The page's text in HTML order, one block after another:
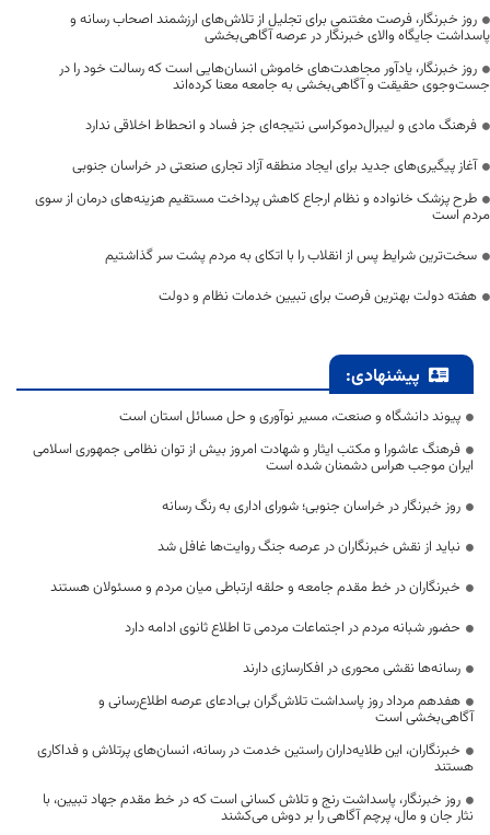
روز خبرنگار، فرصت مغتنمی برای تجلیل از تلاش‌های ارزشمند اصحاب رسانه و
پاسداشت جایگاه والای خبرنگار در عرصه آگاهی‌بخشی
روز خبرنگار، یادآور مجاهدت‌های خاموش انسان‌هایی است که رسالت خود را در
جست‌وجوی حقیقت و آگاهی‌بخشی به جامعه معنا کرده‌اند
فرهنگ مادی و لیبرال‌دموکراسی نتیجه‌ای جز فساد و انحطاط اخلاقی ندارد
آغاز پیگیری‌های جدید برای ایجاد منطقه آزاد تجاری صنعتی در خراسان جنوبی
طرح پزشک خانواده و نظام ارجاع کاهش پرداخت مستقیم هزینه‌های درمان از سوی
مردم است
سخت‌ترین شرایط پس از انقلاب را با اتکای به مردم پشت سر گذاشتیم
هفته دولت بهترین فرصت برای تبیین خدمات نظام و دولت
پیشنهادی:
پیوند دانشگاه و صنعت، مسیر نوآوری و حل مسائل استان است
فرهنگ عاشورا و مکتب ایثار و شهادت امروز بیش از توان نظامی جمهوری اسلامی
ایران موجب هراس دشمنان شده است
روز خبرنگار در خراسان جنوبی؛ شورای اداری به رنگ رسانه
نباید از نقش خبرنگاران در عرصه جنگ روایت‌ها غافل شد
خبرنگاران در خط مقدم جامعه و حلقه ارتباطی میان مردم و مسئولان هستند
حضور شبانه مردم در اجتماعات مردمی تا اطلاع ثانوی ادامه دارد
رسانه‌ها نقشی محوری در افکارسازی دارند
هفدهم مرداد روز پاسداشت تلاش‌گران بی‌ادعای عرصه اطلاع‌رسانی و
آگاهی‌بخشی است
خبرنگاران، این طلایه‌داران راستین خدمت در رسانه، انسان‌های پرتلاش و فداکاری
هستند
روز خبرنگار، پاسداشت رنج و تلاش کسانی است که در خط مقدم جهاد تبیین، با
نثار جان و مال، پرچم آگاهی را بر دوش می‌کشند